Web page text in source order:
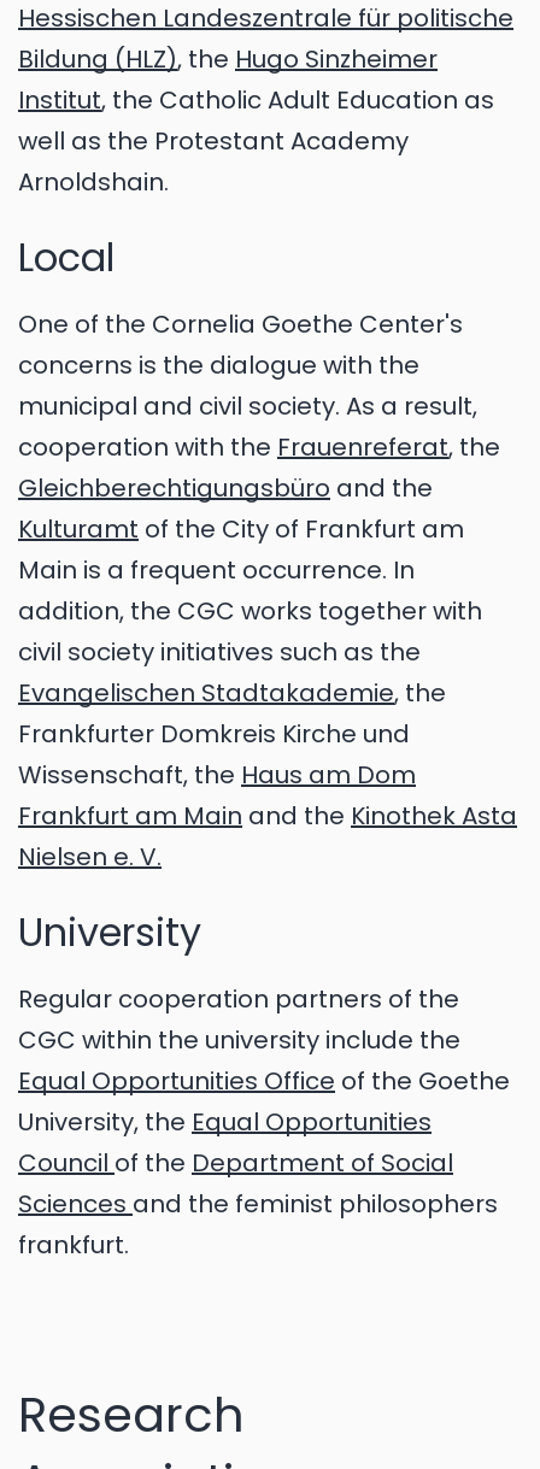
Hessischen Landes­zentra­le für politische
Bildung (HLZ), the Hugo Sinzheimer
Institut, the Catholic Adult Education as
well as the Protestant Academy
Arnoldshain.
Local
One of the Cornelia Goethe Center's
concerns is the dialogue with the
municipal and civil society. As a result,
cooperation with the Frauenreferat, the
Gleichberechti­gungs­büro and the
Kulturamt of the City of Frankfurt am
Main is a frequent occurrence. In
addition, the CGC works together with
civil society initiatives such as the
Evangelischen Stadtakademie, the
Frankfurter Domkreis Kirche und
Wissenschaft, the Haus am Dom
Frankfurt am Main and the Kinothek Asta
Nielsen e. V.
University
Regular cooperation partners of the
CGC within the university include the
Equal Opportunities Office of the Goethe
University, the Equal Opportunities
Council of the Department of Social
Sciences and the feminist philosophers
frankfurt.
Research